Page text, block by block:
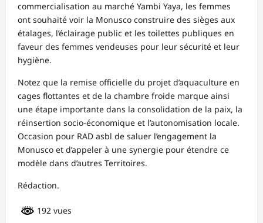
commercialisation au marché Yambi Yaya, les femmes
ont souhaité voir la Monusco construire des sièges aux
étalages, l’éclairage public et les toilettes publiques en
faveur des femmes vendeuses pour leur sécurité et leur
hygiène.
Notez que la remise officielle du projet d’aquaculture en
cages flottantes et de la chambre froide marque ainsi
une étape importante dans la consolidation de la paix, la
réinsertion socio-économique et l’autonomisation locale.
Occasion pour RAD asbl de saluer l’engagement la
Monusco et d’appeler à une synergie pour étendre ce
modèle dans d’autres Territoires.
Rédaction.
192 vues